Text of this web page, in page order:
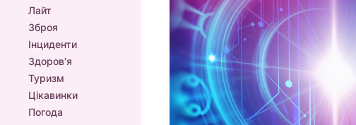
Лайт
Зброя
Інциденти
Здоров'я
Туризм
Цікавинки
Погода